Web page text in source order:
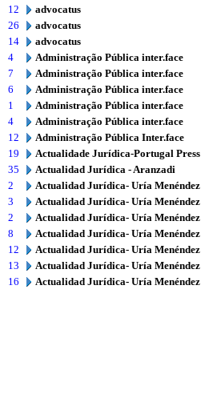
12
advocatus
26
advocatus
14
advocatus
4
Administração Pública inter.face
7
Administração Pública inter.face
6
Administração Pública inter.face
1
Administração Pública inter.face
4
Administração Pública inter.face
12
Administração Pública Inter.face
19
Actualidade Jurídica-Portugal Press
35
Actualidad Jurídica - Aranzadi
2
Actualidad Jurídica- Uría Menéndez
3
Actualidad Jurídica- Uría Menéndez
2
Actualidad Jurídica- Uría Menéndez
8
Actualidad Jurídica- Uría Menéndez
12
Actualidad Jurídica- Uría Menéndez
13
Actualidad Jurídica- Uría Menéndez
16
Actualidad Jurídica- Uría Menéndez